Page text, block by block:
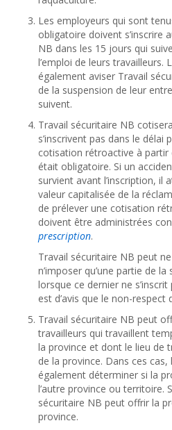
Les employeurs qui sont
obligatoire doivent s’inscrire
NB dans les 15 jours qui
l’emploi de leurs travailleurs.
également aviser Travail
de la suspension de leur
suivent.
Travail sécuritaire NB
s’inscrivent pas dans le
cotisation rétroactive à partir
était obligatoire. Si un
survient avant l’inscription, il
valeur capitalisée de la
de prélever une cotisation
doivent être administrées
prescription.
Travail sécuritaire NB peut
n’imposer qu’une partie de
lorsque ce dernier ne s’inscrit
est d’avis que le non-
Travail sécuritaire NB peut
travailleurs qui travaillent
la province et dont le lieu de
de la province. Dans ces
également déterminer si la
l’autre province ou territoire.
sécuritaire NB peut offrir la
province.